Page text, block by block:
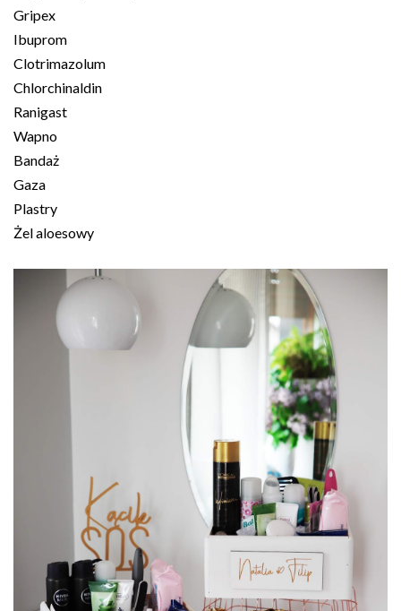
Gripex
Ibuprom
Clotrimazolum
Chlorchinaldin
Ranigast
Wapno
Bandaż
Gaza
Plastry
Żel aloesowy